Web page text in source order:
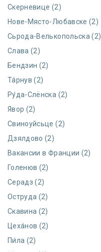
Скерневице (2)
Нове-Място-Любавске (2)
Сьрода-Велькопольска (2)
Слава (2)
Бендзин (2)
Та́рнув (2)
Ру́да-Слёнска (2)
Явор (2)
Свиноуйсьце (2)
Дзялдово (2)
Вакансии в Франции (2)
Голенюв (2)
Серадз (2)
Оструда (2)
Скавина (2)
Цеха́нов (2)
Пи́ла (2)